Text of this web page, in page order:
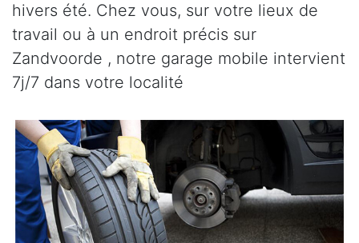
hivers été. Chez vous, sur votre lieux de
travail ou à un endroit précis sur
Zandvoorde , notre garage mobile intervient
7j/7 dans votre localité